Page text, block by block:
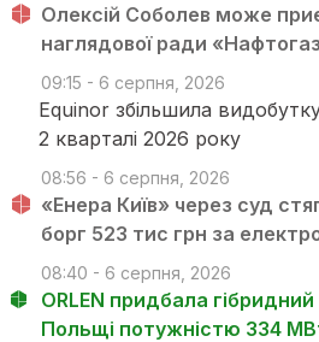
Олексій Соболев може
наглядової ради
09:15 - 6 серпня, 2026
Equinor збільшила
2 кварталі 2026 року
08:56 - 6 серпня, 2026
«Енера Київ» через суд
борг 523 тис грн за
08:40 - 6 серпня, 2026
ORLEN придбала
Польщі потужністю 334